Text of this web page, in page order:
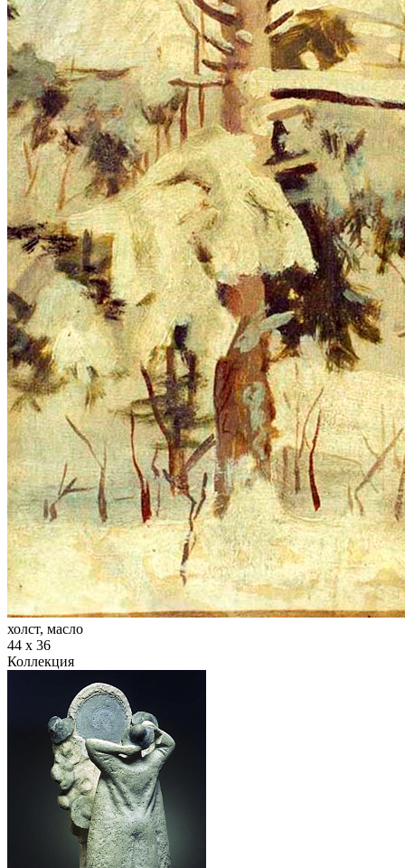
холст, масло
44 х 36
Коллекция